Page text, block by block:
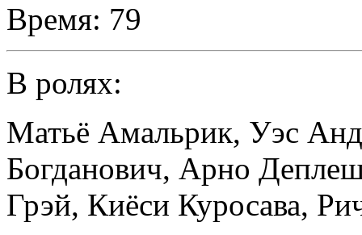
Время: 79
В ролях:
Матьё Амальрик, Уэс
Богданович, Арно
Грэй, Киёси Куросава,